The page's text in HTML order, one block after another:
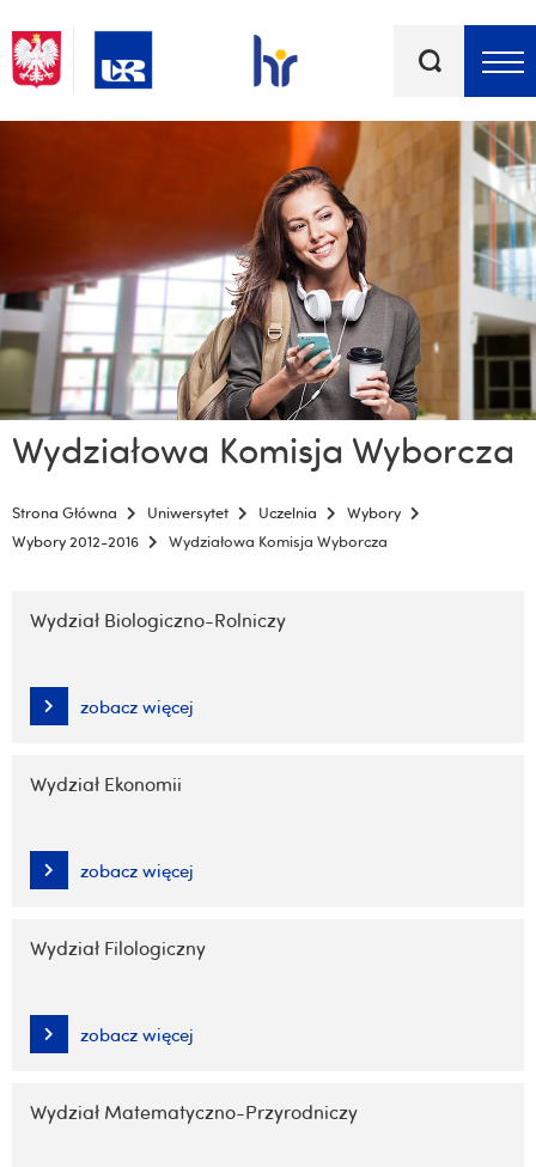
kluczowe
Wydziałowa Komisja Wyborcza
Strona Główna Uniwersytet Uczelnia
Wybory
Wybory 2012-2016
Wydziałowa Komisja Wyborcza
nawigację
treści
Wydział Biologiczno-Rolniczy
zobacz więcej
Wydział Ekonomii
zobacz więcej
Wydział Filologiczny
zobacz więcej
Wydział Matematyczno-Przyrodniczy